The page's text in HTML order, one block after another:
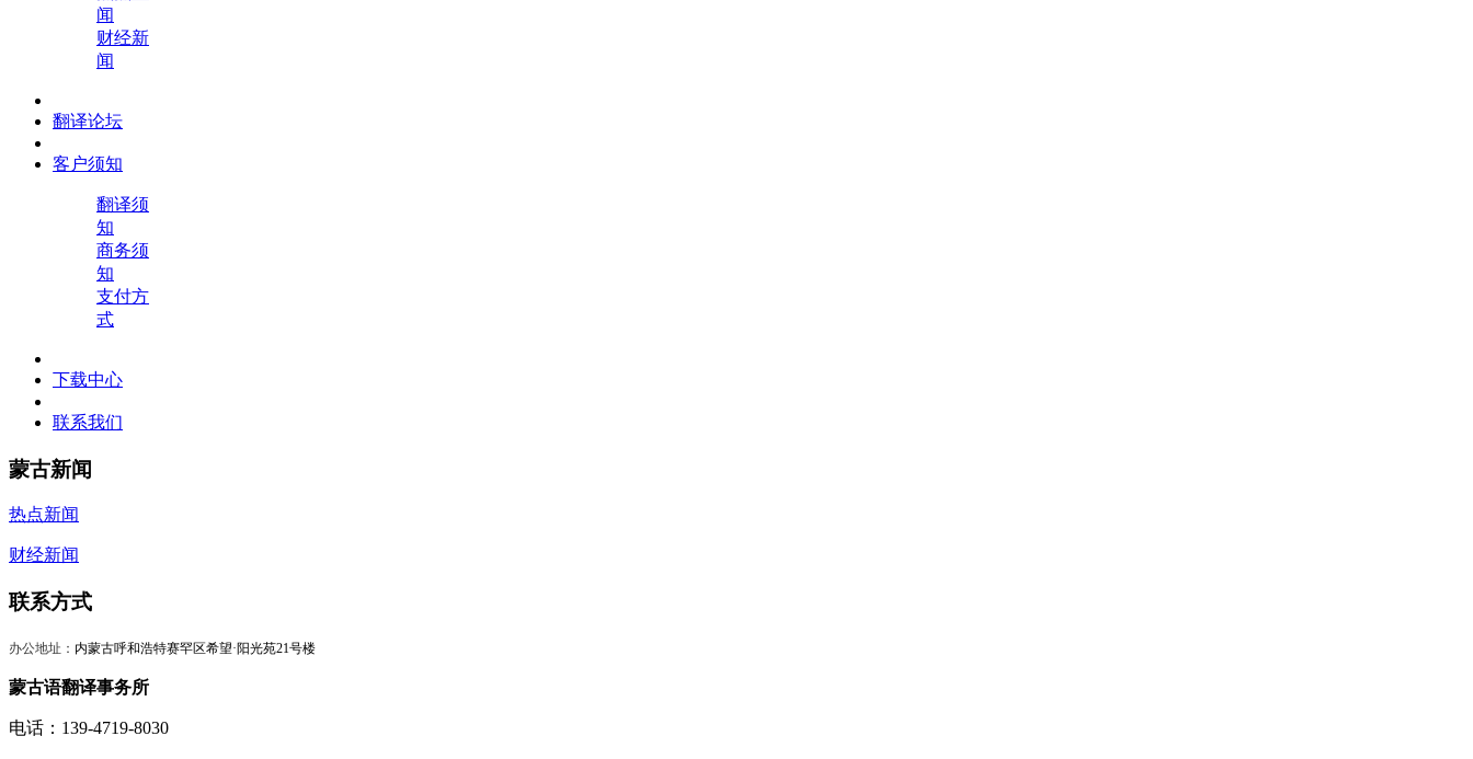
闻
财经新
闻
翻译论坛
客户须知
翻译须
知
商务须
知
支付方
式
下载中心
联系我们
蒙古新闻
热点新闻
财经新闻
联系方式
办公地址： 内蒙古呼和浩特赛罕区希望·阳光苑21号楼
蒙古语翻译事务所
电话：139-4719-8030